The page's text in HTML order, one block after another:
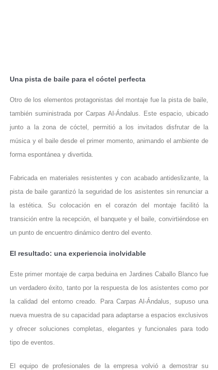
Una pista de baile para el cóctel perfecta
Otro de los elementos protagonistas del montaje fue la pista de baile,
también suministrada por Carpas Al-Ándalus. Este espacio, ubicado
junto a la zona de cóctel, permitió a los invitados disfrutar de la
música y el baile desde el primer momento, animando el ambiente de
forma espontánea y divertida.
Fabricada en materiales resistentes y con acabado antideslizante, la
pista de baile garantizó la seguridad de los asistentes sin renunciar a
la estética. Su colocación en el corazón del montaje facilitó la
transición entre la recepción, el banquete y el baile, convirtiéndose en
un punto de encuentro dinámico dentro del evento.
El resultado: una experiencia inolvidable
Este primer montaje de carpa beduina en Jardines Caballo Blanco fue
un verdadero éxito, tanto por la respuesta de los asistentes como por
la calidad del entorno creado. Para Carpas Al-Ándalus, supuso una
nueva muestra de su capacidad para adaptarse a espacios exclusivos
y ofrecer soluciones completas, elegantes y funcionales para todo
tipo de eventos.
El equipo de profesionales de la empresa volvió a demostrar su